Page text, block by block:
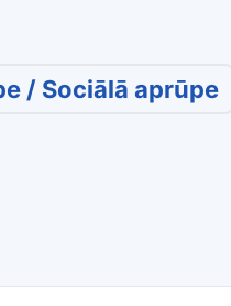
/ Sociālā aprūpe